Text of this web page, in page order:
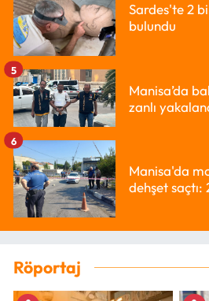
Sardes'te 2
bulundu
Manisa’da
zanlı
5
Manisa'da
dehşet saçtı:
6
Röportaj